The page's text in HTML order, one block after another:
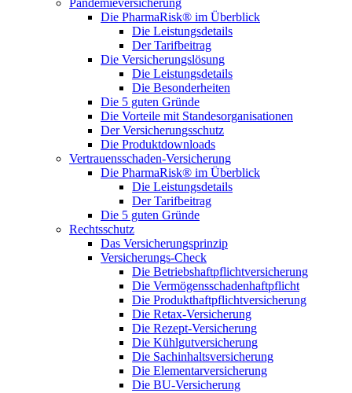
Pandemieversicherung
Die PharmaRisk® im Überblick
Die Leistungsdetails
Der Tarifbeitrag
Die Versicherungslösung
Die Leistungsdetails
Die Besonderheiten
Die 5 guten Gründe
Die Vorteile mit Standesorganisationen
Der Versicherungsschutz
Die Produktdownloads
Vertrauensschaden-Versicherung
Die PharmaRisk® im Überblick
Die Leistungsdetails
Der Tarifbeitrag
Die 5 guten Gründe
Rechtsschutz
Das Versicherungsprinzip
Versicherungs-Check
Die Betriebshaftpflichtversicherung
Die Vermögensschadenhaftpflicht
Die Produkthaftpflichtversicherung
Die Retax-Versicherung
Die Rezept-Versicherung
Die Kühlgutversicherung
Die Sachinhaltsversicherung
Die Elementarversicherung
Die BU-Versicherung